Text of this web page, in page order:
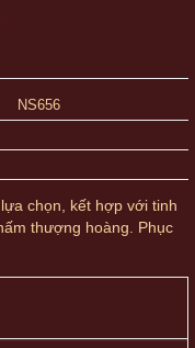
NS656
chọn, kết hợp với tinh
thượng hoàng. Phục